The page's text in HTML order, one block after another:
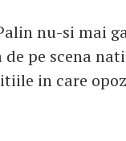
nu-si mai
pe scena
in care